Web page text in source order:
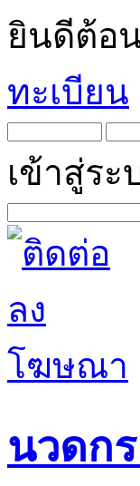
ยินดีต้อ
ทะเบียน
เข้าสู่ร
นวดก